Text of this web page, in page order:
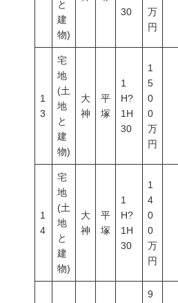
と
建
物)
30
万
円
1
3
宅
地
(土
地
と
建
物)
大
神
平
塚
1
H?
1H
30
1
5
0
0
万
円
1
4
宅
地
(土
地
と
建
物)
大
神
平
塚
1
H?
1H
30
1
4
0
0
万
円
9